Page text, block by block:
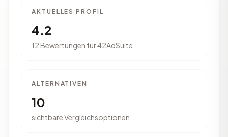
AKTUELLES PROFIL
4.2
12 Bewertungen für 42AdSuite
ALTERNATIVEN
10
sichtbare Vergleichsoptionen